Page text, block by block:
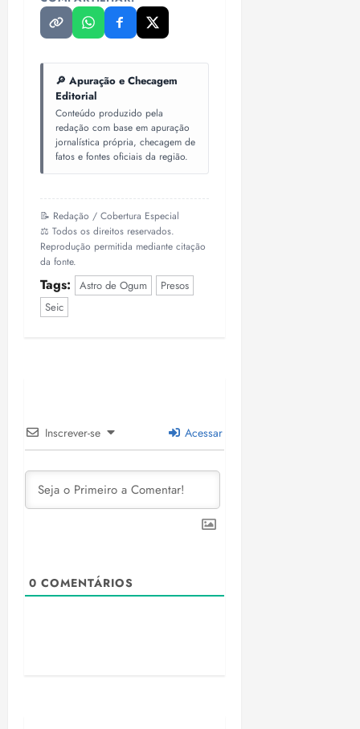
🔎 Apuração e Checagem
Editorial
Conteúdo produzido pela
redação com base em apuração
jornalística própria, checagem de
fatos e fontes oficiais da região.
📝 Redação / Cobertura Especial
⚖️ Todos os direitos reservados.
Reprodução permitida mediante citação
da fonte.
Tags: Astro de Ogum
Presos
Seic
Inscrever-se Acessar
0 COMENTÁRIOS